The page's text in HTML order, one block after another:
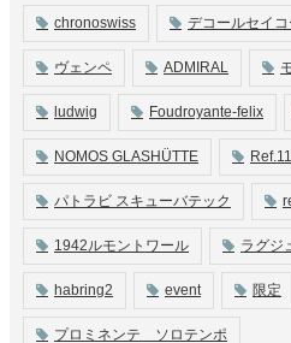
chronoswiss デコールセイコ
ヴェンペ ADMIRAL
ludwig Foudroyante-felix
NOMOS GLASHÜTTE
パトラビ スキューバテック
1942ルモントワール ラグジ
habring2 event 限定
プロミネンテ ソロテンポ